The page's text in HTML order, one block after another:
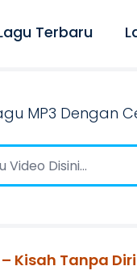
Terbaru
MP3 Dengan
Kisah Tanpa